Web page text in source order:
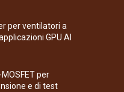
per ventilatori a
GPU AI
per
e di test